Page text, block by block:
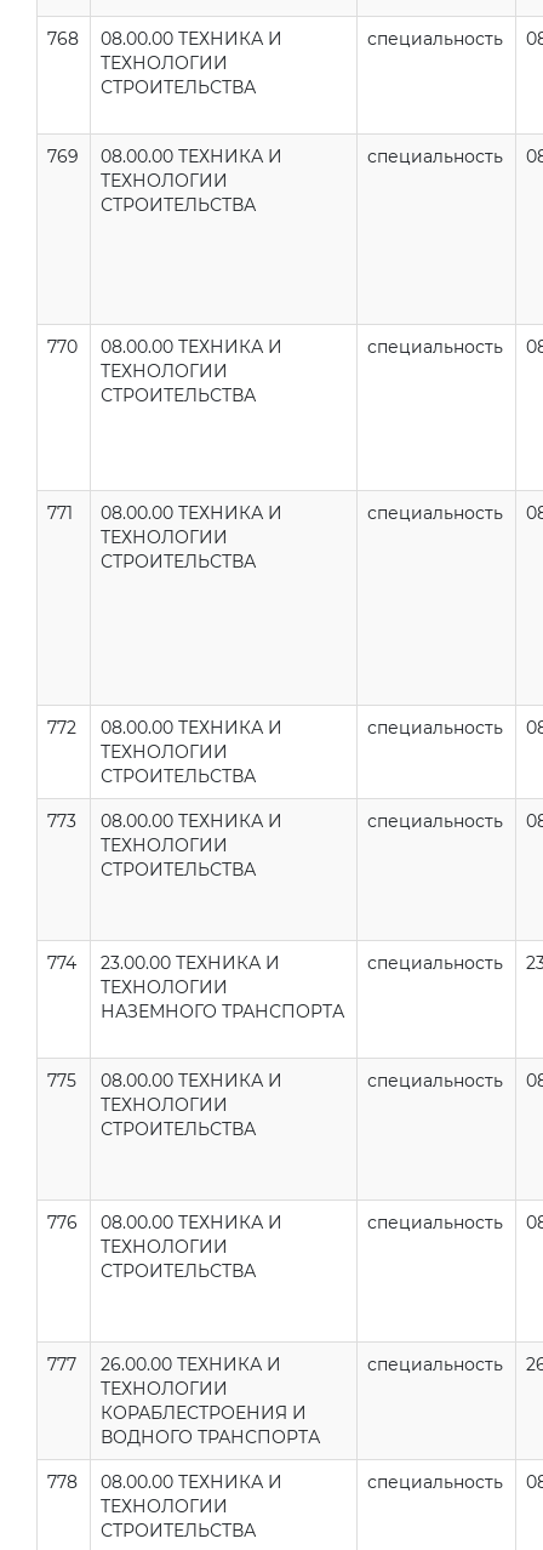
768
08.00.00 ТЕХНИКА И
ТЕХНОЛОГИИ
СТРОИТЕЛЬСТВА
специальность
769
08.00.00 ТЕХНИКА И
ТЕХНОЛОГИИ
СТРОИТЕЛЬСТВА
специальность
770
08.00.00 ТЕХНИКА И
ТЕХНОЛОГИИ
СТРОИТЕЛЬСТВА
специальность
771
08.00.00 ТЕХНИКА И
ТЕХНОЛОГИИ
СТРОИТЕЛЬСТВА
специальность
772
08.00.00 ТЕХНИКА И
ТЕХНОЛОГИИ
СТРОИТЕЛЬСТВА
специальность
773
08.00.00 ТЕХНИКА И
ТЕХНОЛОГИИ
СТРОИТЕЛЬСТВА
специальность
774
23.00.00 ТЕХНИКА И
ТЕХНОЛОГИИ
НАЗЕМНОГО ТРАНСПОРТА
специальность
775
08.00.00 ТЕХНИКА И
ТЕХНОЛОГИИ
СТРОИТЕЛЬСТВА
специальность
776
08.00.00 ТЕХНИКА И
ТЕХНОЛОГИИ
СТРОИТЕЛЬСТВА
специальность
777
26.00.00 ТЕХНИКА И
ТЕХНОЛОГИИ
КОРАБЛЕСТРОЕНИЯ И
ВОДНОГО ТРАНСПОРТА
специальность
778
08.00.00 ТЕХНИКА И
ТЕХНОЛОГИИ
СТРОИТЕЛЬСТВА
специальность